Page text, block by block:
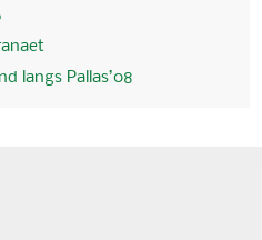
langs Pallas’08